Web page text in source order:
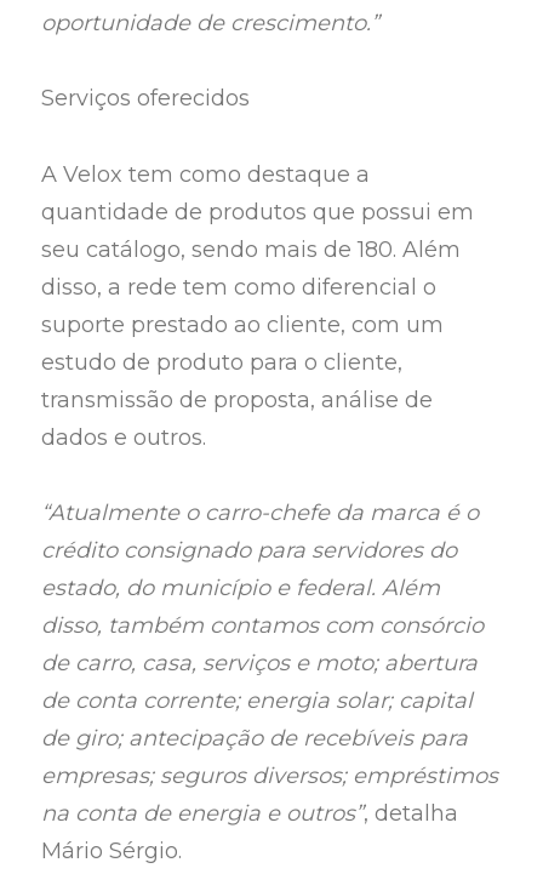
oportunidade de crescimento.”
Serviços oferecidos
A Velox tem como destaque a
quantidade de produtos que possui em
seu catálogo, sendo mais de 180. Além
disso, a rede tem como diferencial o
suporte prestado ao cliente, com um
estudo de produto para o cliente,
transmissão de proposta, análise de
dados e outros.
“Atualmente o carro-chefe da marca é o
crédito consignado para servidores do
estado, do município e federal. Além
disso, também contamos com consórcio
de carro, casa, serviços e moto; abertura
de conta corrente; energia solar; capital
de giro; antecipação de recebíveis para
empresas; seguros diversos; empréstimos
na conta de energia e outros”, detalha
Mário Sérgio.